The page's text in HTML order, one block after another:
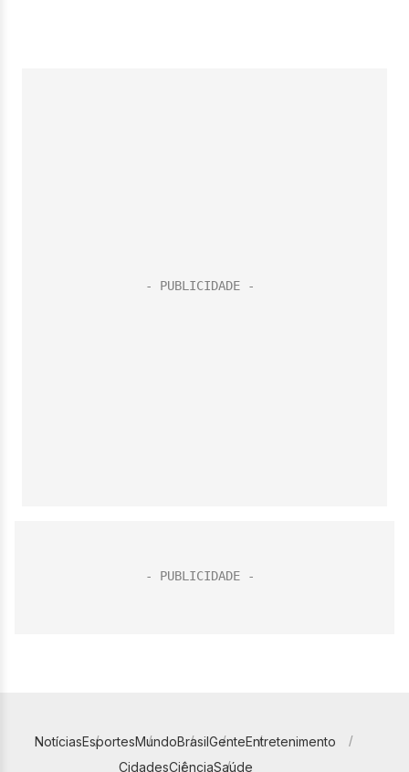
NotíciasEsportesMundoBrasilGenteEntretenimento
CidadesCiênciaSaúde